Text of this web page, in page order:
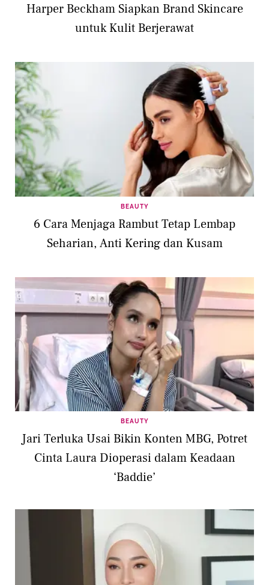
Harper Beckham Siapkan Brand Skincare
untuk Kulit Berjerawat
BEAUTY
6 Cara Menjaga Rambut Tetap Lembap
Seharian, Anti Kering dan Kusam
BEAUTY
Jari Terluka Usai Bikin Konten MBG, Potret
Cinta Laura Dioperasi dalam Keadaan
‘Baddie’